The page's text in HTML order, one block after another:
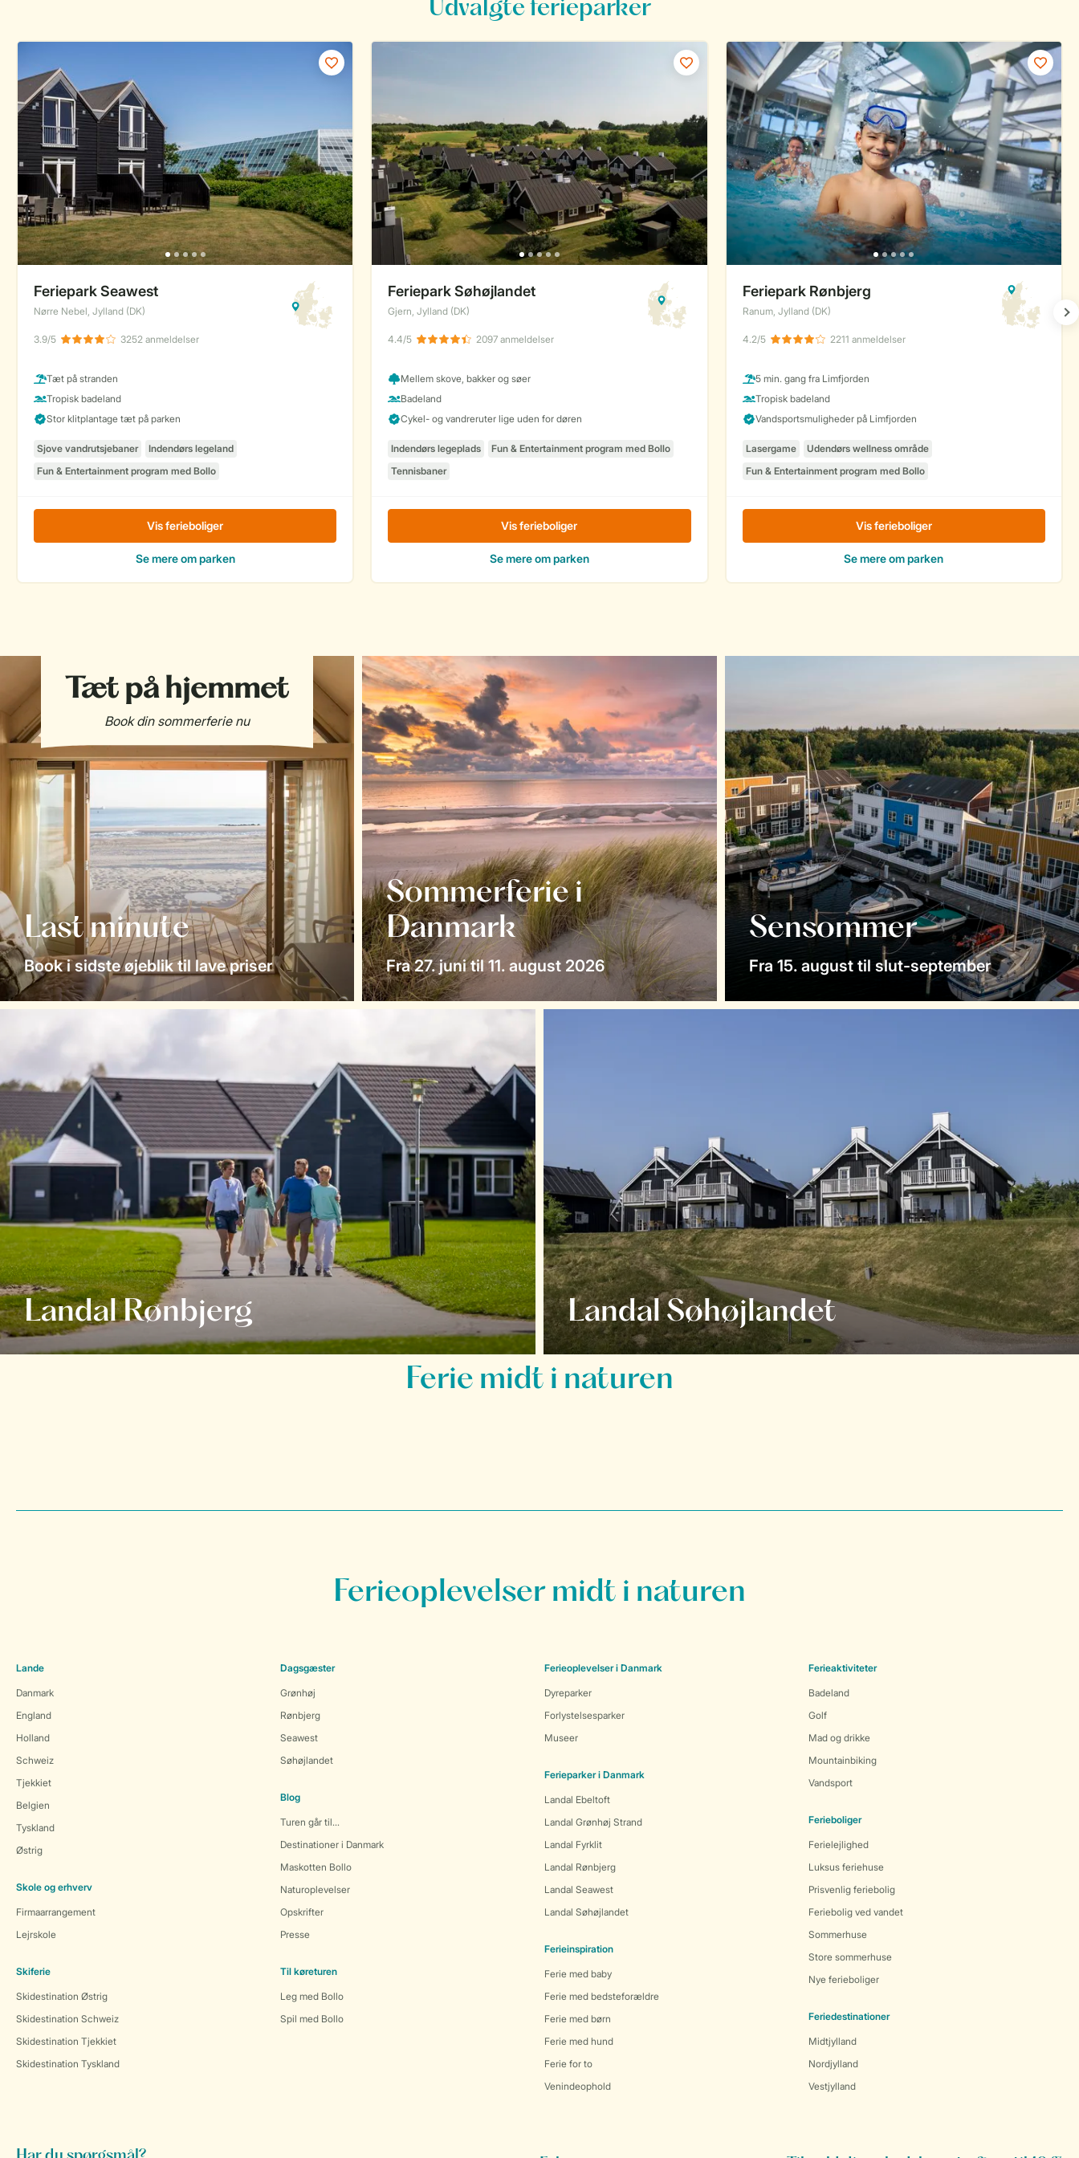
Last minute
Book i sidste øjeblik til lave priser
Sommerferie i
Danmark
Fra 27. juni til 11. august 2026
Sensommer
Fra 15. august til slut-september
Landal Rønbjerg Landal Søhøjlandet
Ferieoplevelser midt i naturen
Lande
Danmark
England
Holland
Schweiz
Tjekkiet
Belgien
Tyskland
Østrig
Skole og erhverv
Firmaarrangement
Lejrskole
Skiferie
Skidestination Østrig
Skidestination Schweiz
Skidestination Tjekkiet
Skidestination Tyskland
Dagsgæster
Grønhøj
Rønbjerg
Seawest
Søhøjlandet
Blog
Turen går til...
Destinationer i Danmark
Maskotten Bollo
Naturoplevelser
Opskrifter
Presse
Til køreturen
Leg med Bollo
Spil med Bollo
Ferieoplevelser i Danmark
Dyreparker
Forlystelsesparker
Museer
Ferieparker i Danmark
Landal Ebeltoft
Landal Grønhøj Strand
Landal Fyrklit
Landal Rønbjerg
Landal Seawest
Landal Søhøjlandet
Ferieinspiration
Ferie med baby
Ferie med bedsteforældre
Ferie med børn
Ferie med hund
Ferie for to
Venindeophold
Ferieaktiviteter
Badeland
Golf
Mad og drikke
Mountainbiking
Vandsport
Ferieboliger
Ferielejlighed
Luksus feriehuse
Prisvenlig feriebolig
Feriebolig ved vandet
Sommerhuse
Store sommerhuse
Nye ferieboliger
Feriedestinationer
Midtjylland
Nordjylland
Vestjylland